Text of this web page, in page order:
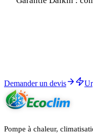
Demander un devis
Pompe à chaleur,